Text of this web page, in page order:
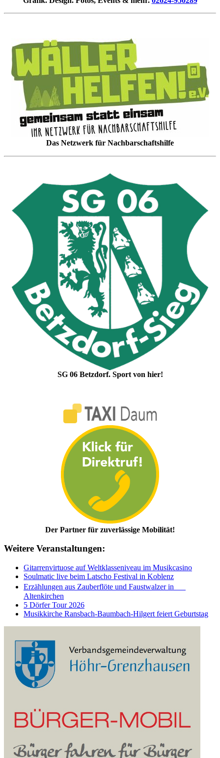
Das Netzwerk für Nachbarschaftshilfe
SG 06 Betzdorf. Sport von hier!
Der Partner für zuverlässige Mobilität!
Weitere Veranstaltungen:
Gitarrenvirtuose auf Weltklasseniveau im Musikcasino
Soulmatic live beim Latscho Festival in Koblenz
Erzählungen aus Zauberflöte und Faustwalzer in
Altenkirchen
5 Dörfer Tour 2026
Musikkirche Ransbach-Baumbach-Hilgert feiert Geburtstag